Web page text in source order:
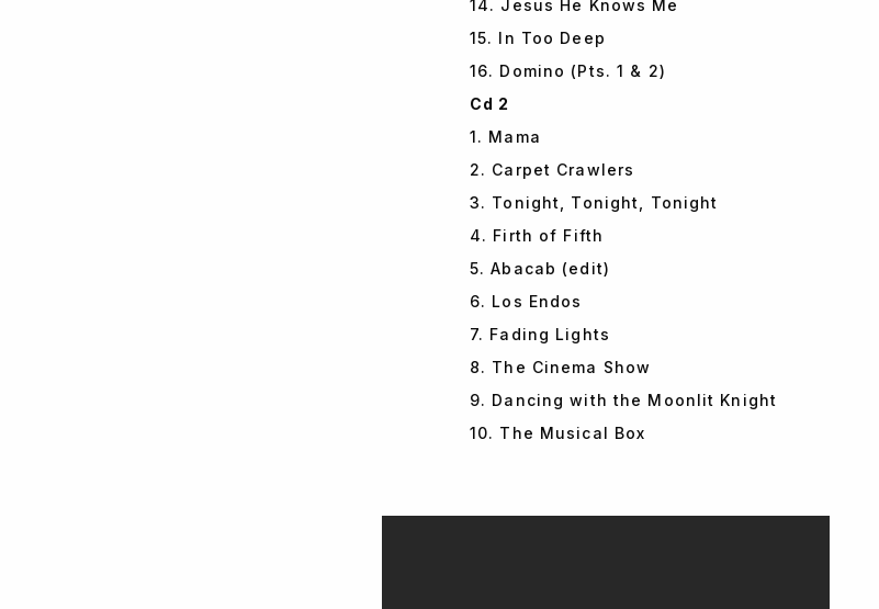
14. Jesus He Knows Me
15. In Too Deep
16. Domino (Pts. 1 & 2)
Cd 2
1. Mama
2. Carpet Crawlers
3. Tonight, Tonight, Tonight
4. Firth of Fifth
5. Abacab (edit)
6. Los Endos
7. Fading Lights
8. The Cinema Show
9. Dancing with the Moonlit Knight
10. The Musical Box